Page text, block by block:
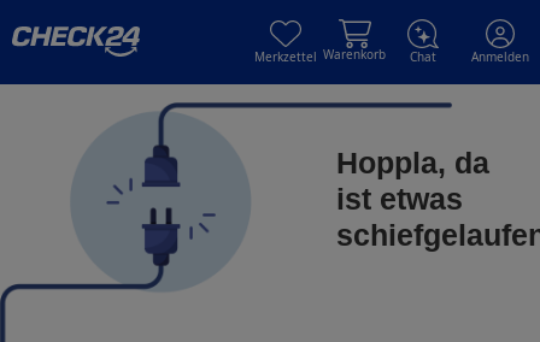
Merkzettel Warenkorb Chat Anmelden
Hoppla, da
ist etwas